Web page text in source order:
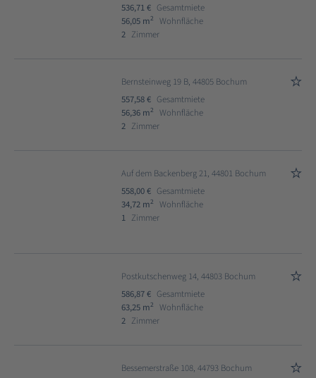
536,71 € Gesamtmiete
56,05 m2
Wohnfläche
2 Zimmer
Bernsteinweg 19 B, 44805 Bochum
557,58 € Gesamtmiete
56,36 m2
Wohnfläche
2 Zimmer
Auf dem Backenberg 21, 44801 Bochum
558,00 € Gesamtmiete
34,72 m2
Wohnfläche
1 Zimmer
Postkutschenweg 14, 44803 Bochum
586,87 € Gesamtmiete
63,25 m2
Wohnfläche
2 Zimmer
Bessemerstraße 108, 44793 Bochum